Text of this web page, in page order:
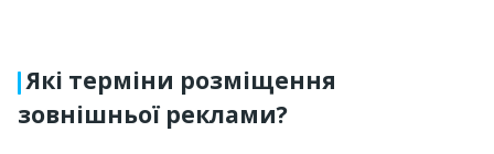
Які терміни розміщення
зовнішньої реклами?